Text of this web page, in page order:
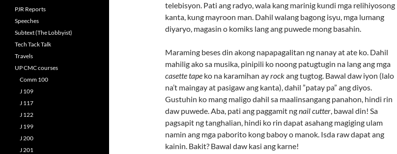
telebisyon. Pati ang radyo, wala kang marinig kundi mga relihiyosong
kanta, kung mayroon man. Dahil walang bagong isyu, mga lumang
diyaryo, magasin o komiks lang ang puwede mong basahin.
Maraming beses din akong napapagalitan ng nanay at ate ko. Dahil
mahilig ako sa musika, pinipili ko noong patugtugin na lang ang mga
casette tape ko na karamihan ayrockang tugtog. Bawal daw iyon (lalo
na’t maingay at pasigaw ang kanta), dahil ”patay pa” ang diyos.
Gustuhin ko mang maligo dahil sa maalinsangang panahon, hindi rin
daw puwede. Aba, pati ang paggamit ngnail cutter, bawal din! Sa
pagsapit ng tanghalian, hindi ko rin dapat asahang magiging ulam
namin ang mga paborito kong baboy o manok. Isda raw dapat ang
kainin. Bakit? Bawal daw kasi ang karne!
PJR Reports
Speeches
Subtext (The Lobbyist)
Tech Tack Talk
Travels
UP CMC courses
Comm 100
J 109
J 117
J 122
J 199
J 200
J 201